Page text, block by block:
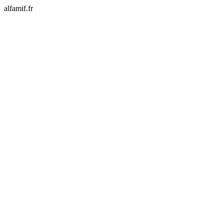
alfamif.fr